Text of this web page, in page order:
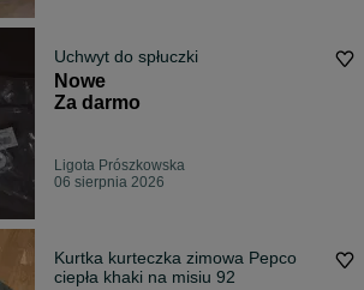
Uchwyt do spłuczki
Nowe
Za darmo
Ligota Prószkowska
06 sierpnia 2026
Kurtka kurteczka zimowa Pepco
ciepła khaki na misiu 92